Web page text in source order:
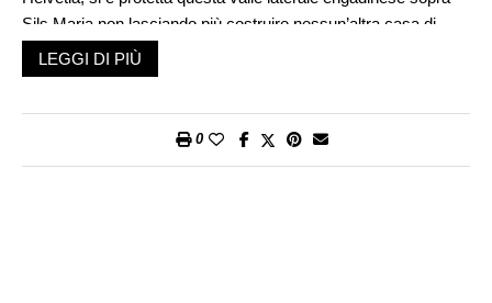
Sils Maria non lasciando più costruire nessun’altra casa di
vacanza, nessun posteggio, nessuno skilift né teleferica né
tralicci dell’alta tensione. Le macchine passano solo quelle di
Uno dei sentieri per la Val Fex inizia proprio alle spalle dei
LEGGI DI PIÙ
0